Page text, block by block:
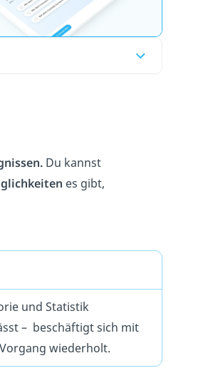
Du kannst
es gibt,
und Statistik
– beschäftigt sich mit
wiederholt.